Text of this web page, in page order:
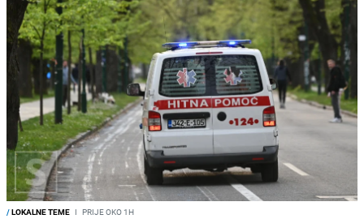
/LOKALNE TEME I PRIJE OKO 1H